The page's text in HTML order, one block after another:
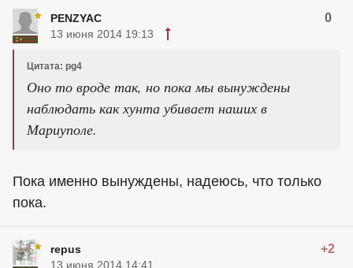
PENZYAC 0
13 июня 2014 19:13
Цитата: pg4
Оно то вроде так, но пока мы вынуждены
наблюдать как хунта убивает наших в
Мариуполе.
Пока именно вынуждены, надеюсь, что только
пока.
repus +2
13 июня 2014 14:41